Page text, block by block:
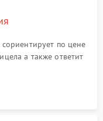
по цене
а также ответит